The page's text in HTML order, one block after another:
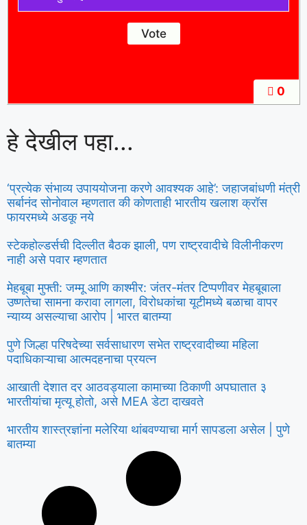
0
हे देखील पहा...
‘प्रत्येक संभाव्य उपाययोजना करणे आवश्यक आहे’: जहाजबांधणी मंत्री
सर्बानंद सोनोवाल म्हणतात की कोणताही भारतीय खलाश क्रॉस
फायरमध्ये अडकू नये
स्टेकहोल्डर्सची दिल्लीत बैठक झाली, पण राष्ट्रवादीचे विलीनीकरण
नाही असे पवार म्हणतात
मेहबूबा मुफ्ती: जम्मू आणि काश्मीर: जंतर-मंतर टिप्पणीवर मेहबूबाला
उष्णतेचा सामना करावा लागला, विरोधकांचा यूटीमध्ये बळाचा वापर
न्याय्य असल्याचा आरोप | भारत बातम्या
पुणे जिल्हा परिषदेच्या सर्वसाधारण सभेत राष्ट्रवादीच्या महिला
पदाधिकाऱ्याचा आत्मदहनाचा प्रयत्न
आखाती देशात दर आठवड्याला कामाच्या ठिकाणी अपघातात ३
भारतीयांचा मृत्यू होतो, असे MEA डेटा दाखवते
भारतीय शास्त्रज्ञांना मलेरिया थांबवण्याचा मार्ग सापडला असेल | पुणे
बातम्या